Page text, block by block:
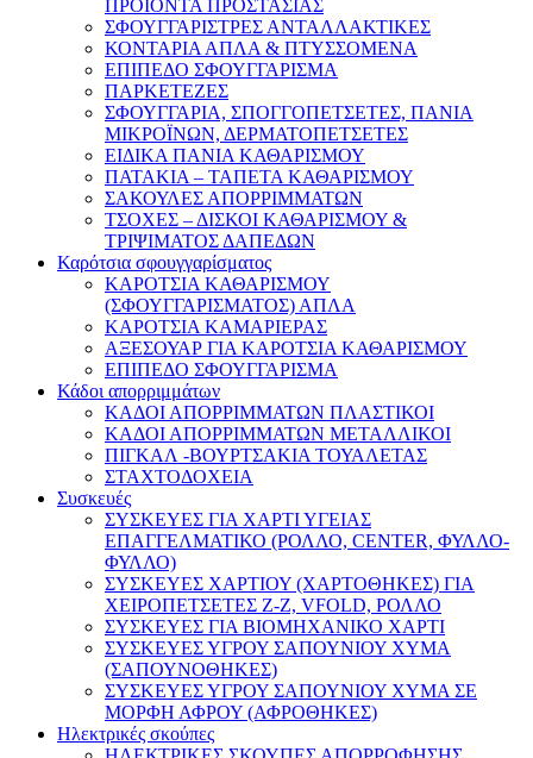
ΠΡΟΪΟΝΤΑ ΠΡΟΣΤΑΣΙΑΣ
ΣΦΟΥΓΓΑΡΙΣΤΡΕΣ ΑΝΤΑΛΛΑΚΤΙΚΕΣ
ΚΟΝΤΑΡΙΑ ΑΠΛΑ & ΠΤΥΣΣΟΜΕΝΑ
ΕΠΙΠΕΔΟ ΣΦΟΥΓΓΑΡΙΣΜΑ
ΠΑΡΚΕΤΕΖΕΣ
ΣΦΟΥΓΓΑΡΙΑ, ΣΠΟΓΓΟΠΕΤΣΕΤΕΣ, ΠΑΝΙΑ
ΜΙΚΡΟΪΝΩΝ, ΔΕΡΜΑΤΟΠΕΤΣΕΤΕΣ
ΕΙΔΙΚΑ ΠΑΝΙΑ ΚΑΘΑΡΙΣΜΟΥ
ΠΑΤΑΚΙΑ – ΤΑΠΕΤΑ ΚΑΘΑΡΙΣΜΟΥ
ΣΑΚΟΥΛΕΣ ΑΠΟΡΡΙΜΜΑΤΩΝ
ΤΣΟΧΕΣ – ΔΙΣΚΟΙ ΚΑΘΑΡΙΣΜΟΥ &
ΤΡΙΨΙΜΑΤΟΣ ΔΑΠΕΔΩΝ
Καρότσια σφουγγαρίσματος
ΚΑΡΟΤΣΙΑ ΚΑΘΑΡΙΣΜΟΥ
(ΣΦΟΥΓΓΑΡΙΣΜΑΤΟΣ) ΑΠΛΑ
ΚΑΡΟΤΣΙΑ ΚΑΜΑΡΙΕΡΑΣ
ΑΞΕΣΟΥΑΡ ΓΙΑ ΚΑΡΟΤΣΙΑ ΚΑΘΑΡΙΣΜΟΥ
ΕΠΙΠΕΔΟ ΣΦΟΥΓΓΑΡΙΣΜΑ
Κάδοι απορριμμάτων
ΚΑΔΟΙ ΑΠΟΡΡΙΜΜΑΤΩΝ ΠΛΑΣΤΙΚΟΙ
ΚΑΔΟΙ ΑΠΟΡΡΙΜΜΑΤΩΝ ΜΕΤΑΛΛΙΚΟΙ
ΠΙΓΚΑΛ -ΒΟΥΡΤΣΑΚΙΑ ΤΟΥΑΛΕΤΑΣ
ΣΤΑΧΤΟΔΟΧΕΙΑ
Συσκευές
ΣΥΣΚΕΥΕΣ ΓΙΑ ΧΑΡΤΙ ΥΓΕΙΑΣ
ΕΠΑΓΓΕΛΜΑΤΙΚΟ (ΡΟΛΛΟ, CENTER, ΦΥΛΛΟ-
ΦΥΛΛΟ)
ΣΥΣΚΕΥΕΣ ΧΑΡΤΙΟΥ (ΧΑΡΤΟΘΗΚΕΣ) ΓΙΑ
ΧΕΙΡΟΠΕΤΣΕΤΕΣ Ζ-Ζ, VFOLD, ΡΟΛΛΟ
ΣΥΣΚΕΥΕΣ ΓΙΑ ΒΙΟΜΗΧΑΝΙΚΟ ΧΑΡΤΙ
ΣΥΣΚΕΥΕΣ ΥΓΡΟΥ ΣΑΠΟΥΝΙΟΥ ΧΥΜΑ
(ΣΑΠΟΥΝΟΘΗΚΕΣ)
ΣΥΣΚΕΥΕΣ ΥΓΡΟΥ ΣΑΠΟΥΝΙΟΥ ΧΥΜΑ ΣΕ
ΜΟΡΦΗ ΑΦΡΟΥ (ΑΦΡΟΘΗΚΕΣ)
Ηλεκτρικές σκούπες